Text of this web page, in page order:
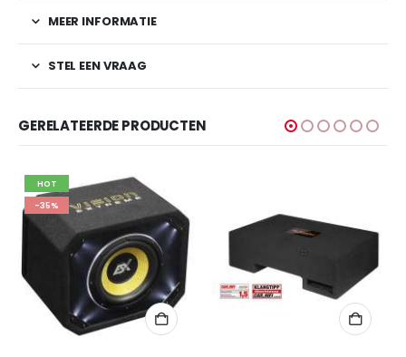
MEER INFORMATIE
STEL EEN VRAAG
GERELATEERDE PRODUCTEN
HOT
-35%